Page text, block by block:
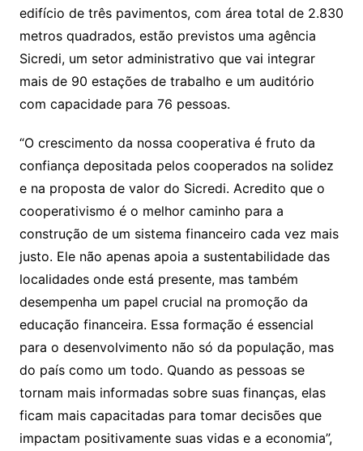
edifício de três pavimentos, com área total de 2.830
metros quadrados, estão previstos uma agência
Sicredi, um setor administrativo que vai integrar
mais de 90 estações de trabalho e um auditório
com capacidade para 76 pessoas.
“O crescimento da nossa cooperativa é fruto da
confiança depositada pelos cooperados na solidez
e na proposta de valor do Sicredi. Acredito que o
cooperativismo é o melhor caminho para a
construção de um sistema financeiro cada vez mais
justo. Ele não apenas apoia a sustentabilidade das
localidades onde está presente, mas também
desempenha um papel crucial na promoção da
educação financeira. Essa formação é essencial
para o desenvolvimento não só da população, mas
do país como um todo. Quando as pessoas se
tornam mais informadas sobre suas finanças, elas
ficam mais capacitadas para tomar decisões que
impactam positivamente suas vidas e a economia”,